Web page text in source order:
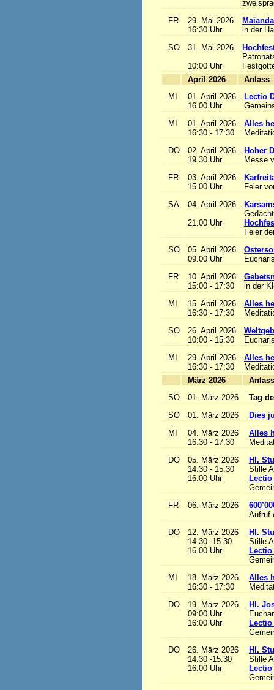
FR
29. Mai 2026
16:30 Uhr
in der
SO
31. Mai 2026
10:00 Uhr
April 2026
MI
01. April 2026
16.00 Uhr
Lectio
MI
01. April 2026
16:30 - 17:30
Alles
DO
02. April 2026
19.30 Uhr
Hoher
Messe
FR
03. April 2026
15.00 Uhr
Feier
SA
04. April 2026
21.00 Uhr
Feier
SO
05. April 2026
09.00 Uhr
FR
10. April 2026
15:00 - 17:30
in der
MI
15. April 2026
16:30 - 17:30
Alles
SO
26. April 2026
10:00 - 15:30
MI
29. April 2026
16:30 - 17:30
Alles
März 2026
SO
01. März 2026
Tag
SO
01. März 2026
Dies
MI
04. März 2026
16:30 - 17:30
Alles
DO
05. März 2026
14.30 - 15.30
16:00 Uhr
Hl.
Stille
FR
06. März 2026
Aufruf
DO
12. März 2026
14.30 -15.30
16.00 Uhr
Hl.
Stille
MI
18. März 2026
16:30 - 17:30
Alles
DO
19. März 2026
09:00 Uhr
16:00 Uhr
Hl.
DO
26. März 2026
14.30 -15.30
16.00 Uhr
Hl.
Stille